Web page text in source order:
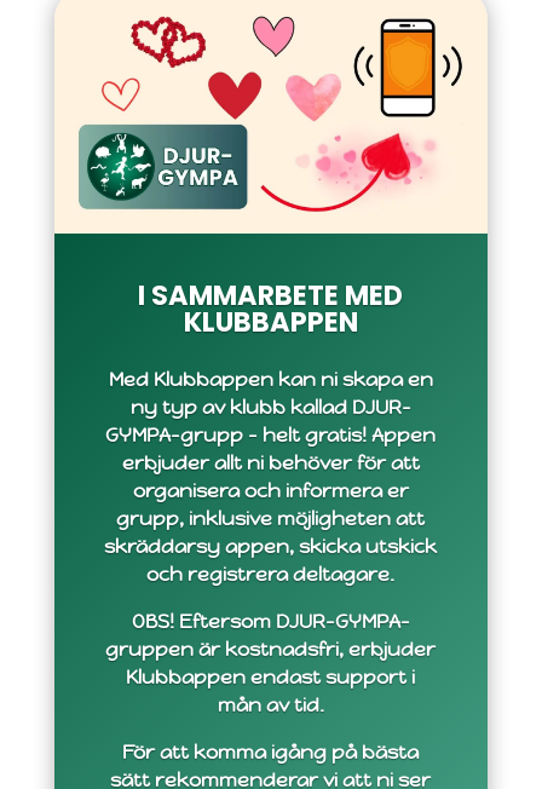
I SAMMARBETE MED
KLUBBAPPEN
Med Klubbappen kan ni skapa en
ny typ av klubb kallad DJUR-
GYMPA-grupp – helt gratis! Appen
erbjuder allt ni behöver för att
organisera och informera er
grupp, inklusive möjligheten att
skräddarsy appen, skicka utskick
och registrera deltagare.
OBS! Eftersom DJUR-GYMPA-
gruppen är kostnadsfri, erbjuder
Klubbappen endast support i
mån av tid.
För att komma igång på bästa
sätt rekommenderar vi att ni ser